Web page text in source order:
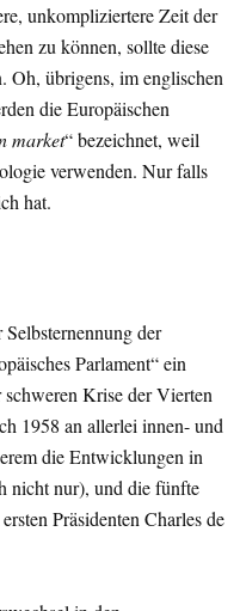
unkompliziertere Zeit der
zu können, sollte diese
Oh, übrigens, im englischen
die Europäischen
market“ bezeichnet, weil
verwenden. Nur falls
hat.
der
Parlament“ ein
Krise der Vierten
1958 an allerlei innen- und
die Entwicklungen in
nicht nur), und die fünfte
Präsidenten Charles de